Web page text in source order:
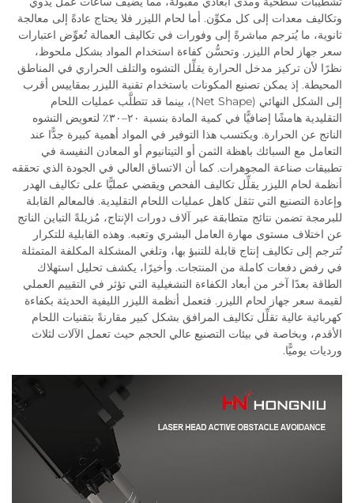
وتكاليف معدات إلى كل مكوِّن. أما لحام الليزر فلا يحتاج عادةً إلى معالجة
ثانوية، ما يُترجم مباشرةً إلى وفورات في تكاليف العمالة تُعوِّض اعتبارات
سعر جهاز لحام الليزر. وتحسُّن كفاءة استخدام المواد بشكل ملحوظ،
نظرًا لأن تركيز مدخل الحرارة يقلِّل التشوه والتلف الحراري في المناطق
المحيطة. إذ يمكن تصنيع المكونات باستخدام تقنية الليزر بمقاييس أقرب
إلى الشكل النهائي (Net Shape)، بينما قد تتطلَّب عمليات اللحام
التقليدية هامشًا إضافيًّا في كمية المادة بنسبة ٢٠–٣٠٪ لتعويض التشوه
الناتج عن الحرارة. ويكتسب هذا التوفير في المواد أهمية كبيرة جدًّا عند
التعامل مع السبائك باهظة الثمن أو التيتانيوم أو المعادن النفيسة في
تطبيقات صناعة المجوهرات. كما أن الاتساق العالي في الجودة الذي تحققه
أنظمة لحام الليزر يقلِّل تكاليف الفحص ويقضي عمليًّا على تكاليف الهدر
وإعادة التصنيع التي تثقل كاهل عمليات اللحام التقليدية. فالمعالم القابلة
للبرمجة تضمن نتائج متطابقة عبر آلاف دورات الإنتاج، مُزيلةً التباين الناتج
عن اختلاف مستوى مهارة العامل البشري وتعبه. وهذه القابلية للتكرار
تُترجم إلى تكاليف إنتاج قابلة للتنبؤ بها، وتلغي المشكلة المكلفة المتمثلة
في رفض دفعات كاملة من المنتجات. وأخيرًا، يكشف تحليل استهلاك
الطاقة بعدًا آخر من أبعاد الكفاءة التشغيلية التي تؤثر في التقييم العملي
لقيمة سعر جهاز لحام الليزر. فتعمل أنظمة الليزر الليفية الحديثة بكفاءة
كهربائية عالية تقلِّل تكاليف المرافق بشكل كبير مقارنةً بتقنيات اللحام
الأقدم، وبخاصة في بيئات التصنيع عالي الحجم حيث تعمل الآلات لثلاث
ورديات يوميًّا.